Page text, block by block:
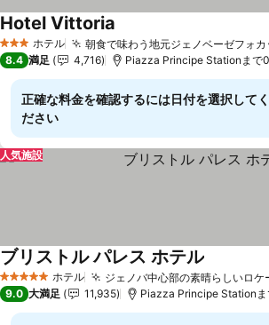
3 ホテルのランク
ホテル 朝食で味わう地元ジェノベーゼフォカ
Hotel Vittoria
8.4 満足 4,716 Piazza Principe Stationまで
正確な料金を確認するには日付を選択してく
ださい
人気施設
5 ホテルのランク
ホテル ジェノバ中心部の素晴らしいロケ
ブリストル パレス ホテル
9.0 大満足 11,935 Piazza Principe Stationま